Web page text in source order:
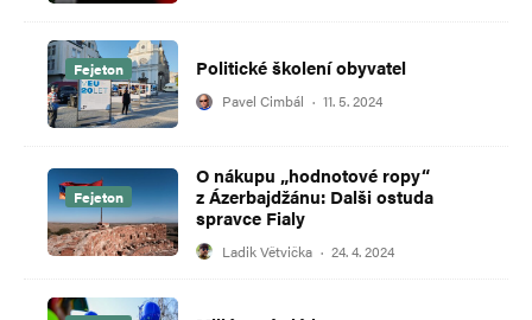
Fejeton Politické školení obyvatel
Pavel Cimbál · 11. 5. 2024
Fejeton
O nákupu „hodnotové ropy“
z Ázerbajdžánu: Dalši ostuda
spravce Fialy
Ladik Větvička · 24. 4. 2024